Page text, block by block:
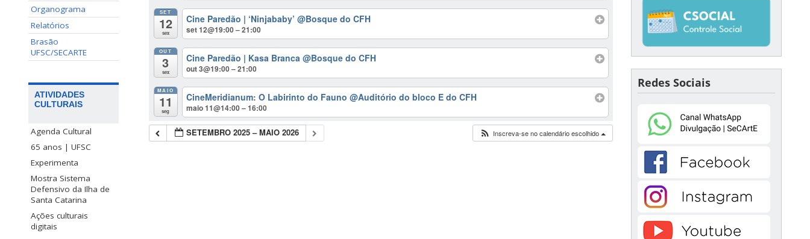
Organograma
Relatórios
Brasão
UFSC/SECARTE
ATIVIDADES
CULTURAIS
Agenda Cultural
65 anos | UFSC
Experimenta
Mostra Sistema
Defensivo da Ilha de
Santa Catarina
Ações culturais
digitais
SET
12
sex
Cine Paredão | ‘Ninjababy’ @Bosque do CFH
set 12@19:00 – 21:00
OUT
3
sex
Cine Paredão | Kasa Branca @Bosque do CFH
out 3@19:00 – 21:00
MAIO
11
seg
CineMeridianum: O Labirinto do Fauno @Auditório do bloco E do CFH
maio 11@14:00 – 16:00
SETEMBRO 2025 – MAIO 2026 Inscreva-se no calendário escolhido
Redes Sociais